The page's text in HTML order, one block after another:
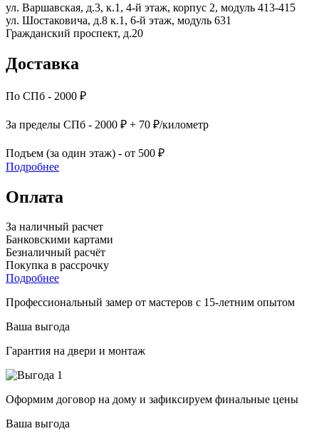
ул. Варшавская, д.3, к.1, 4-й этаж, корпус 2, модуль 413-415
ул. Шостаковича, д.8 к.1, 6-й этаж, модуль 631
Гражданский проспект, д.20
Доставка
По СПб - 2000 ₽
За пределы СПб - 2000 ₽ + 70 ₽/километр
Подъем (за один этаж) - от 500 ₽
Подробнее
Оплата
За наличный расчет
Банковскими картами
Безналичный расчёт
Покупка в рассрочку
Подробнее
Профессиональный замер от мастеров с 15-летним опытом
Ваша выгода
Гарантия на двери и монтаж
Оформим договор на дому и зафиксируем финальные цены
Ваша выгода